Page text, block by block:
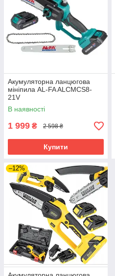
Акумуляторна ланцюгова
мініпила AL-FA ALCMCS8-
21V
В наявності
1 999 ₴ 2 598 ₴
Купити
–12%